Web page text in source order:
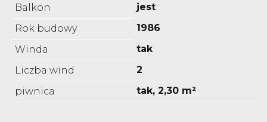
Balkon
jest
Rok budowy
1986
Winda
tak
Liczba wind
2
piwnica
tak, 2,30 m²